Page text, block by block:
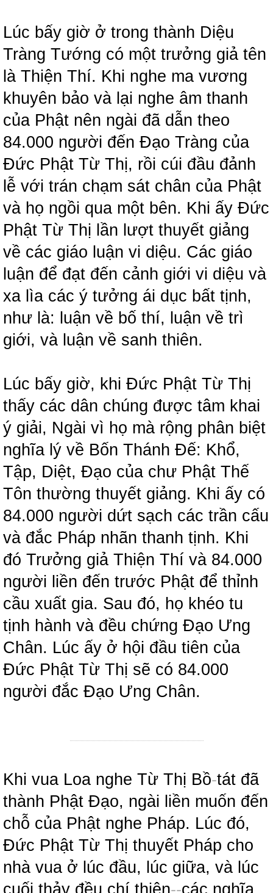
Lúc bấy giờ ở trong thành Diệu
Tràng Tướng có một trưởng giả tên
là Thiện Thí. Khi nghe ma vương
khuyên bảo và lại nghe âm thanh
của Phật nên ngài đã dẫn theo
84.000 người đến Đạo Tràng của
Đức Phật Từ Thị, rồi cúi đầu đảnh
lễ với trán chạm sát chân của Phật
và họ ngồi qua một bên. Khi ấy Đức
Phật Từ Thị lần lượt thuyết giảng
về các giáo luận vi diệu. Các giáo
luận để đạt đến cảnh giới vi diệu và
xa lìa các ý tưởng ái dục bất tịnh,
như là: luận về bố thí, luận về trì
giới, và luận về sanh thiên.
Lúc bấy giờ, khi Đức Phật Từ Thị
thấy các dân chúng được tâm khai
ý giải, Ngài vì họ mà rộng phân biệt
nghĩa lý về Bốn Thánh Đế: Khổ,
Tập, Diệt, Đạo của chư Phật Thế
Tôn thường thuyết giảng. Khi ấy có
84.000 người dứt sạch các trần cấu
và đắc Pháp nhãn thanh tịnh. Khi
đó Trưởng giả Thiện Thí và 84.000
người liền đến trước Phật để thỉnh
cầu xuất gia. Sau đó, họ khéo tu
tịnh hành và đều chứng Đạo Ưng
Chân. Lúc ấy ở hội đầu tiên của
Đức Phật Từ Thị sẽ có 84.000
người đắc Đạo Ưng Chân.
Khi vua Loa nghe Từ Thị Bồ-tát đã
thành Phật Đạo, ngài liền muốn đến
chỗ của Phật nghe Pháp. Lúc đó,
Đức Phật Từ Thị thuyết Pháp cho
nhà vua ở lúc đầu, lúc giữa, và lúc